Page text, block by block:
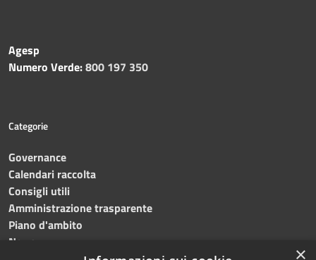
Agesp
Numero Verde:800 197 350
Categorie
Governance
Calendari raccolta
Consigli utili
Amministrazione trasparente
Piano d'ambito
News
×